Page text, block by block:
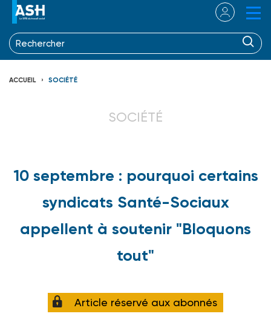
ACCUEIL SOCIÉTÉ
SOCIÉTÉ
10 septembre : pourquoi certains
syndicats Santé-Sociaux
appellent à soutenir "Bloquons
tout"
Article réservé aux abonnés